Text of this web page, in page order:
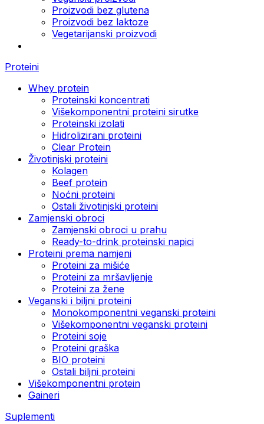
Proizvodi bez glutena
Proizvodi bez laktoze
Vegetarijanski proizvodi
Proteini
Whey protein
Proteinski koncentrati
Višekomponentni proteini sirutke
Proteinski izolati
Hidrolizirani proteini
Clear Protein
Životinjski proteini
Kolagen
Beef protein
Noćni proteini
Ostali životinjski proteini
Zamjenski obroci
Zamjenski obroci u prahu
Ready-to-drink proteinski napici
Proteini prema namjeni
Proteini za mišiće
Proteini za mršavljenje
Proteini za žene
Veganski i biljni proteini
Monokomponentni veganski proteini
Višekomponentni veganski proteini
Proteini soje
Proteini graška
BIO proteini
Ostali biljni proteini
Višekomponentni protein
Gaineri
Suplementi